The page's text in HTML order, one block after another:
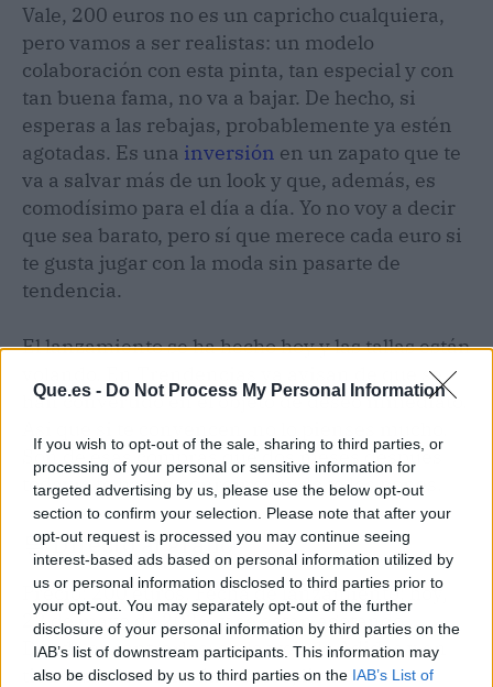
Que.es - Do Not Process My Personal Information
If you wish to opt-out of the sale, sharing to third parties, or
processing of your personal or sensitive information for
targeted advertising by us, please use the below opt-out
section to confirm your selection. Please note that after your
opt-out request is processed you may continue seeing
interest-based ads based on personal information utilized by
us or personal information disclosed to third parties prior to
your opt-out. You may separately opt-out of the further
disclosure of your personal information by third parties on the
IAB’s list of downstream participants. This information may
also be disclosed by us to third parties on the IAB’s List of
Vale, 200 euros no es un capricho cualquiera,
pero vamos a ser realistas: un modelo
colaboración con esta pinta, tan especial y con
tan buena fama, no va a bajar. De hecho, si
esperas a las rebajas, probablemente ya estén
agotadas. Es una inversión en un zapato que te
va a salvar más de un look y que, además, es
comodísimo para el día a día. Yo no voy a decir
que sea barato, pero sí que merece cada euro si
te gusta jugar con la moda sin pasarte de
tendencia.
El lanzamiento se ha hecho hoy y las tallas están
volando. En Trendencias ya avisan de que se
han convertido en el objeto de deseo inmediato.
Son de esas compras que dos meses después
todavía te hacen sonreír cuando te las pones.
🛒 Directo al grano
Precio: 200 euros. Fecha de lanzamiento: hoy,
23 de mayo de 2026, y se están agotando.
Dónde encontrarlas: en la web de Adidas y en
tiendas seleccionadas. Corre, lista.